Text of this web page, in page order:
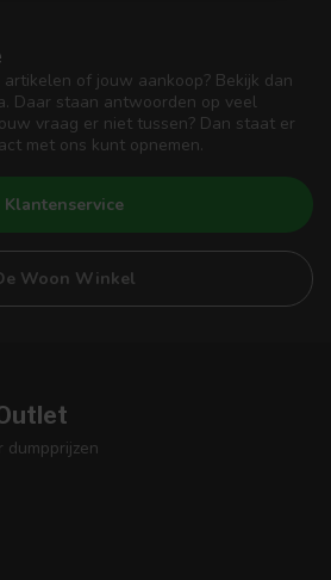
of jouw aankoop? Bekijk dan
Daar staan antwoorden op veel
vraag er niet tussen? Dan staat er
met ons kunt opnemen.
Klantenservice
Woon Winkel